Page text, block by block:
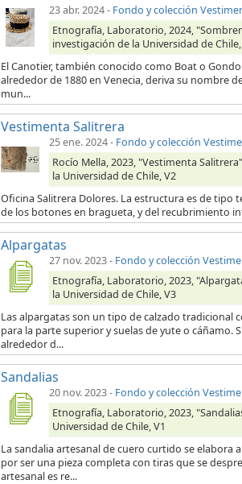
23 abr. 2024- Fondo y colección
Etnografía, Laboratorio, 2024,
investigación de la Universidad de Chile,
El Canotier, también conocido como Boat o
alrededor de 1880 en Venecia, deriva su nombre
mun...
Vestimenta Salitrera
25 ene. 2024- Fondo y colección
Rocío Mella, 2023, "Vestimenta
la Universidad de Chile, V2
Oficina Salitrera Dolores. La estructura es de tipo
de los botones en bragueta, y del recubrimiento
Alpargatas
27 nov. 2023- Fondo y colección
Etnografía, Laboratorio, 2023,
la Universidad de Chile, V3
Las alpargatas son un tipo de calzado
para la parte superior y suelas de yute o
alrededor d...
Sandalias
20 nov. 2023- Fondo y colección
Etnografía, Laboratorio, 2023,
Universidad de Chile, V1
La sandalia artesanal de cuero curtido se elabora
por ser una pieza completa con tiras que se
artesanal es re...